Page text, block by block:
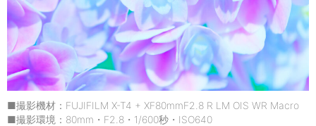
■撮影機材：FUJIFILM X-T4 + XF80mmF2.8 R LM OIS WR Macro
■撮影環境：80mm・F2.8・1/600秒・ISO640